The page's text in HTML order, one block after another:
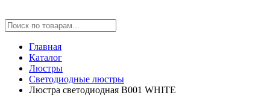
Главная
Каталог
Люстры
Светодиодные люстры
Люстра светодиодная B001 WHITE